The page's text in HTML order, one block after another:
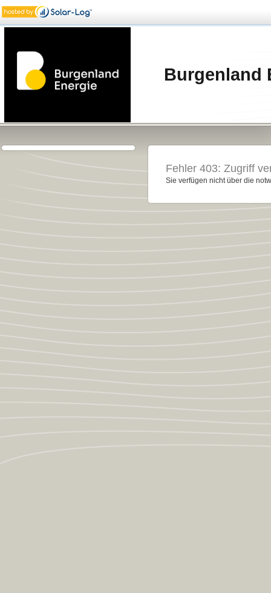
Burgenland
Fehler 403: Zugriff
Sie verfügen nicht über die